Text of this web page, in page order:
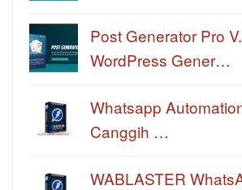
Post Generator Pro
WordPress Gener…
Whatsapp
Canggih …
WABLASTER